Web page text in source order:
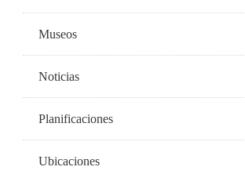
Museos
Noticias
Planificaciones
Ubicaciones